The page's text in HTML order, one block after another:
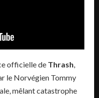
officielle de Thrash
le Norvégien Tommy
mêlant catastrophe